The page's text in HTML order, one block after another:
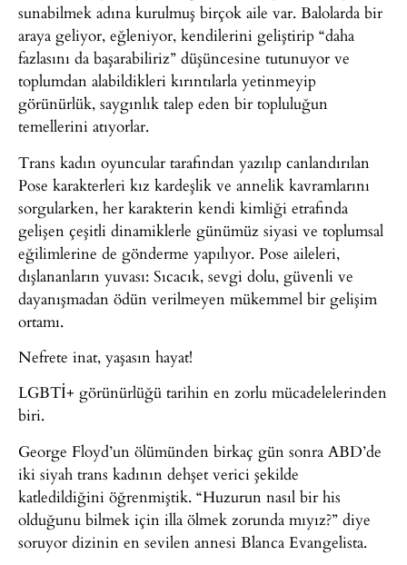
sunabilmek adına kurulmuş birçok aile var. Balolarda bir
araya geliyor, eğleniyor, kendilerini geliştirip “daha
fazlasını da başarabiliriz” düşüncesine tutunuyor ve
toplumdan alabildikleri kırıntılarla yetinmeyip
görünürlük, saygınlık talep eden bir topluluğun
temellerini atıyorlar.
Trans kadın oyuncular tarafından yazılıp canlandırılan
Pose karakterleri kız kardeşlik ve annelik kavramlarını
sorgularken, her karakterin kendi kimliği etrafında
gelişen çeşitli dinamiklerle günümüz siyasi ve toplumsal
eğilimlerine de gönderme yapılıyor. Pose aileleri,
dışlananların yuvası: Sıcacık, sevgi dolu, güvenli ve
dayanışmadan ödün verilmeyen mükemmel bir gelişim
ortamı.
Nefrete inat, yaşasın hayat!
LGBTİ+ görünürlüğü tarihin en zorlu mücadelelerinden
biri.
George Floyd’un ölümünden birkaç gün sonra ABD’de
iki siyah trans kadının dehşet verici şekilde
katledildiğini öğrenmiştik. “Huzurun nasıl bir his
olduğunu bilmek için illa ölmek zorunda mıyız?” diye
soruyor dizinin en sevilen annesi Blanca Evangelista.